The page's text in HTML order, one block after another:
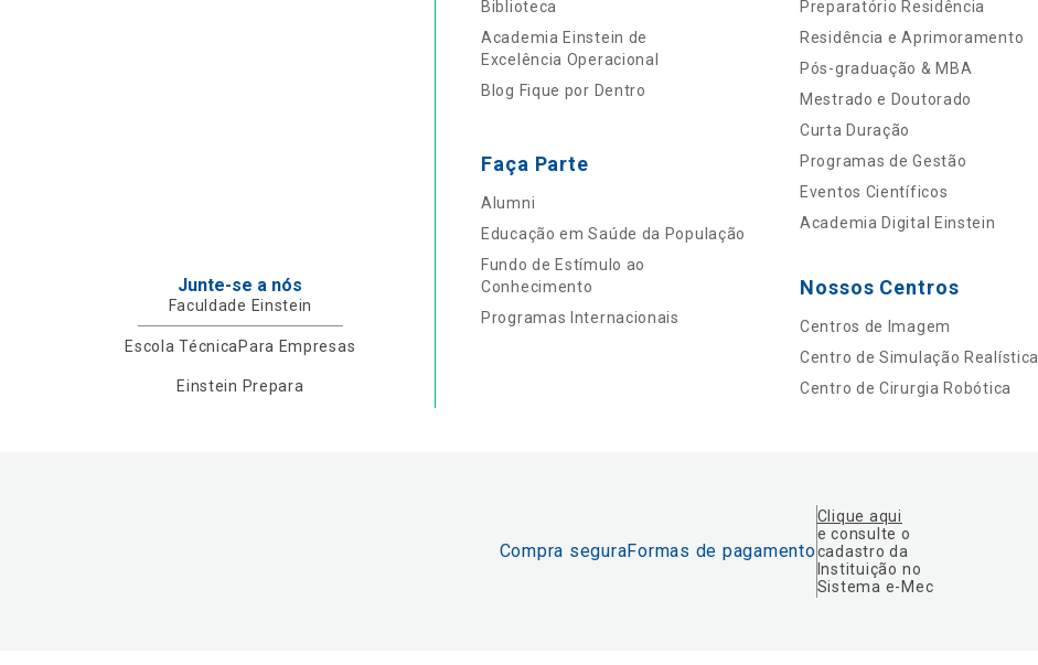
Junte-se a nós
Faculdade Einstein
Escola Técnica Para Empresas
Einstein Prepara
Biblioteca
Academia Einstein de
Excelência Operacional
Blog Fique por Dentro
Faça Parte
Alumni
Educação em Saúde da População
Fundo de Estímulo ao
Conhecimento
Programas Internacionais
Preparatório Residência
Residência e Aprimoramento
Pós-graduação & MBA
Mestrado e Doutorado
Curta Duração
Programas de Gestão
Eventos Científicos
Academia Digital Einstein
Nossos Centros
Centros de Imagem
Centro de Simulação Realística
Centro de Cirurgia Robótica
Compra seguraFormas de pagamento
Clique aqui
e consulte o
cadastro da
Instituição no
Sistema e-Mec